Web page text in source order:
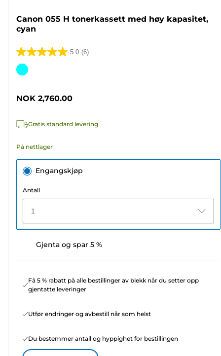
Canon 055 H tonerkassett med høy kapasitet,
cyan
5.0 (6)
5.0
av
Fargekassett
NOK 2,760.00
Gratis standard levering
På nettlager
Engangskjøp
Antall
1
Gjenta og spar 5 %
Få 5 % rabatt på alle bestillinger av blekk når du setter opp
gjentatte leveringer
Utfør endringer og avbestill når som helst
Du bestemmer antall og hyppighet for bestillingen